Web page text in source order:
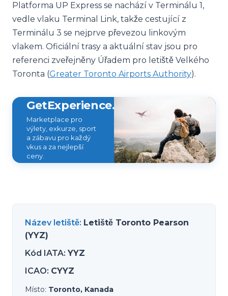
Platforma UP Express se nachází v Terminálu 1,
vedle vlaku Terminal Link, takže cestující z
Terminálu 3 se nejprve převezou linkovým
vlakem. Oficiální trasy a aktuální stav jsou pro
referenci zveřejněny Úřadem pro letiště Velkého
Toronta (Greater Toronto Airports Authority).
GetExperience.com
Marketplace pro
výlety, exkurze, sport
a zábavu pro každý
vkus a za nejlepší
ceny.
Název letiště: Letiště Toronto Pearson
(YYZ)
Kód IATA: YYZ
ICAO: CYYZ
Místo: Toronto, Kanada